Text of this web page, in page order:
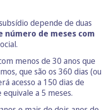
depende de duas
número de meses com
menos de 30 anos que
que são os 360 dias (ou
acesso a 150 dias de
a 5 meses.